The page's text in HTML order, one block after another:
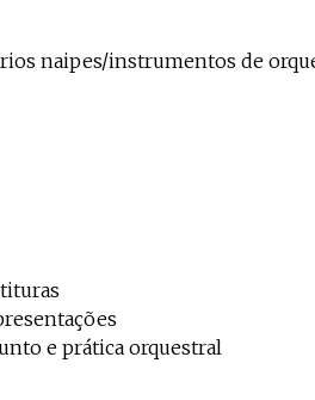
naipes/instrumentos de
e prática orquestral